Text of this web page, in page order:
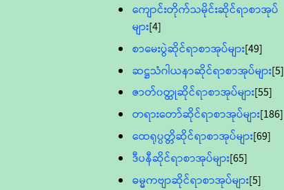
ကျောင်းတိုက်သမိုင်းဆိုင်ရာစာအုပ်
များ[4]
စာမေးပွဲဆိုင်ရာစာအုပ်များ[49]
ဆဋ္ဌသံဂါယနာဆိုင်ရာစာအုပ်များ[5]
ဇာတ်၀တ္ထုဆိုင်ရာစာအုပ်များ[55]
တရားတော်ဆိုင်ရာစာအုပ်များ[186]
ထေရုပ္ပတ္တိဆိုင်ရာစာအုပ်များ[69]
ဒီပနီဆိုင်ရာစာအုပ်များ[65]
ဓမ္မကဗျာဆိုင်ရာစာအုပ်များ[5]